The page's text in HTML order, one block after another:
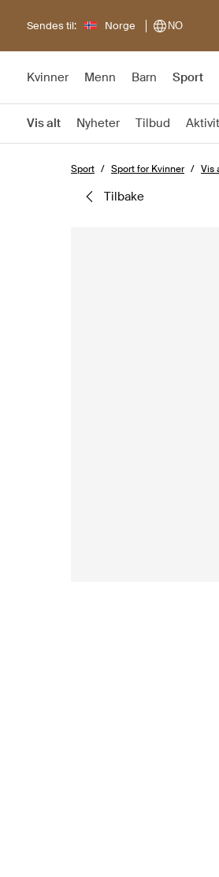
Sendes til: Norge NO
Kvinner Menn Barn Sport
Vis alt Nyheter Tilbud
Sport Sport for Kvinner Vis
tilbake